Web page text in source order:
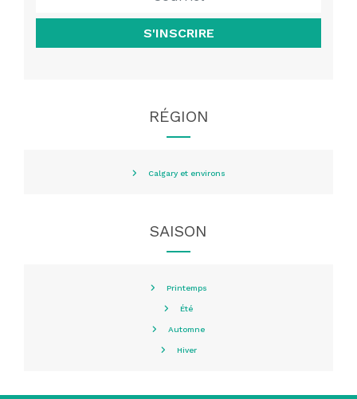
S'INSCRIRE
RÉGION
Calgary et environs
SAISON
Printemps
Été
Automne
Hiver